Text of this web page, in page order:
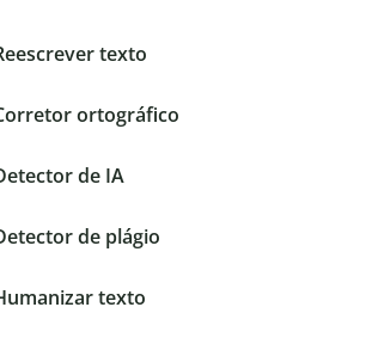
texto
ortográfico
de IA
de plágio
texto